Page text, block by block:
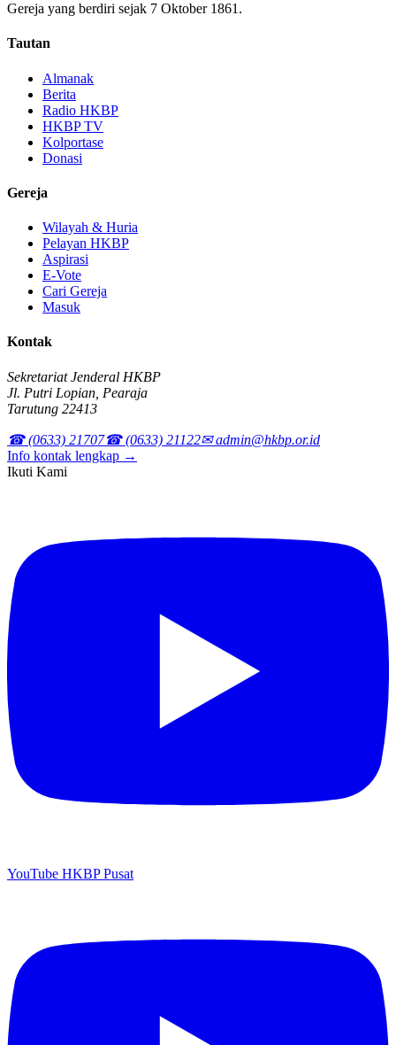
Gereja yang berdiri sejak 7 Oktober 1861.
Tautan
Almanak
Berita
Radio HKBP
HKBP TV
Kolportase
Donasi
Gereja
Wilayah & Huria
Pelayan HKBP
Aspirasi
E-Vote
Cari Gereja
Masuk
Kontak
Sekretariat Jenderal HKBP
Jl. Putri Lopian, Pearaja
Tarutung 22413
☎ (0633) 21707☎ (0633) 21122✉ admin@hkbp.or.id
Info kontak lengkap →
Ikuti Kami
YouTube HKBP Pusat